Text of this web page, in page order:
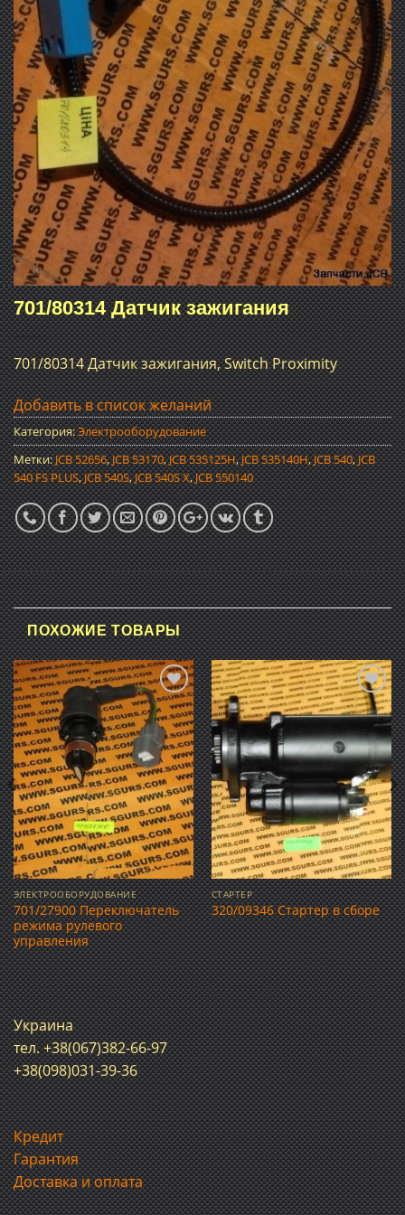
701/80314 Датчик зажигания
701/80314 Датчик зажигания, Switch Proximity
Добавить в список желаний
Категория:Электрооборудование
Метки:JCB 52656,JCB 53170,JCB 535125H,JCB 535140H,JCB 540,JCB
540 FS PLUS,JCB 540S,JCB 540S X,JCB 550140
ПОХОЖИЕ ТОВАРЫ
Добавить
в список
желаний
ЭЛЕКТРООБОРУДОВАНИЕ
701/27900 Переключатель
режима рулевого
управления
Добавить
в список
желаний
СТАРТЕР
320/09346 Стартер в сборе
Украина
тел. +38(067)382-66-97
+38(098)031-39-36
Кредит
Гарантия
Доставка и оплата